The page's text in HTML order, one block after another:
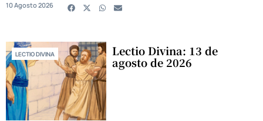
10 Agosto 2026
LECTIO DIVINA Lectio Divina: 13 de
agosto de 2026